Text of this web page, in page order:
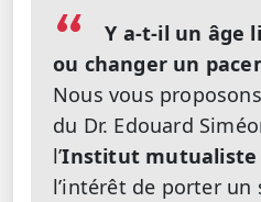
Y a-t-il un âge
ou changer un
Nous vous
du Dr. Edouard
l’Institut mutualiste
l’intérêt de porter